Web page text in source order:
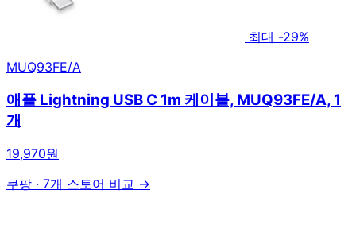
최대 -29%
MUQ93FE/A
애플 Lightning USB C 1m 케이블, MUQ93FE/A, 1
개
19,970원
쿠팡 · 7개 스토어 비교 →